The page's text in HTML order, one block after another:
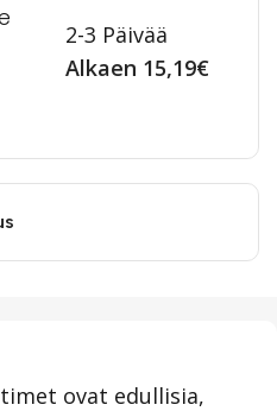
2-3 Päivää
Alkaen 15,19€
ovat edullisia,